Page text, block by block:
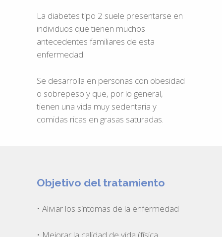
La diabetes tipo 2 suele presentarse en
individuos que tienen muchos
antecedentes familiares de esta
enfermedad.
Se desarrolla en personas con obesidad
o sobrepeso y que, por lo general,
tienen una vida muy sedentaria y
comidas ricas en grasas saturadas.
Objetivo del tratamiento
• Aliviar los síntomas de la enfermedad